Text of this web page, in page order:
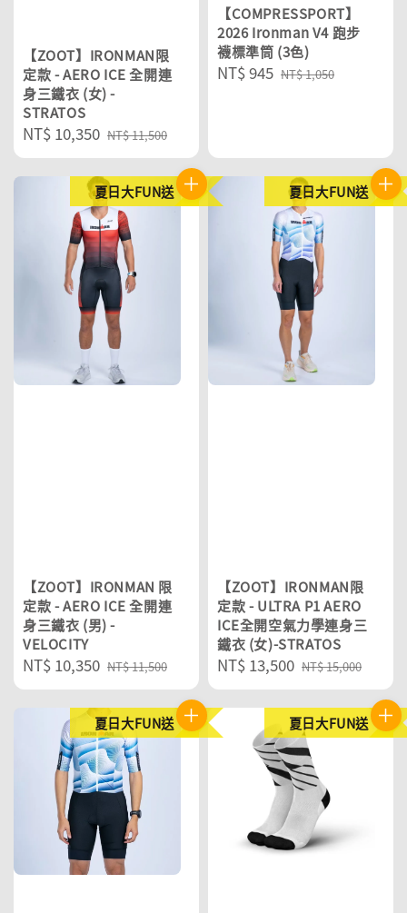
【ZOOT】IRONMAN限
定款 - AERO ICE 全開連
身三鐵衣 (女) -
STRATOS
Sale
price
NT$ 10,350 Regular
price
NT$ 11,500
【COMPRESSPORT】
2026 Ironman V4 跑步
襪標準筒 (3色)
Sale
NT$ 945 Regular
NT$ 1,050
夏日大FUN送
【ZOOT】IRONMAN 限
定款 - AERO ICE 全開連
身三鐵衣 (男) -
VELOCITY
Sale
price
NT$ 10,350 Regular
price
NT$ 11,500
夏日大FUN送
【ZOOT】IRONMAN限
定款 - ULTRA P1 AERO
ICE全開空氣力學連身三
鐵衣 (女)-STRATOS
Sale
price
NT$ 13,500 Regular
price
NT$ 15,000
夏日大FUN送 夏日大FUN送